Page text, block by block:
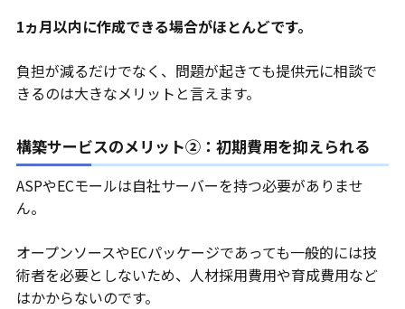
1ヵ月以内に作成できる場合がほとんどです。
負担が減るだけでなく、問題が起きても提供元に相談で
きるのは大きなメリットと言えます。
構築サービスのメリット②：初期費用を抑えられる
ASPやECモールは自社サーバーを持つ必要がありませ
ん。
オープンソースやECパッケージであっても一般的には技
術者を必要としないため、人材採用費用や育成費用など
はかからないのです。